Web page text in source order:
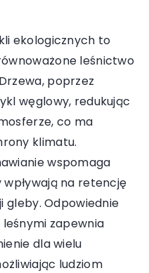
ekologicznych to
leśnictwo
poprzez
węglowy, redukując
co ma
klimatu.
wspomaga
na retencję
gleby. Odpowiednie
zapewnia
dla wielu
ludziom